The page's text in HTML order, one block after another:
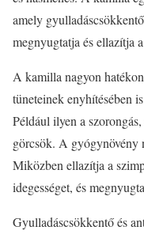
amely
megnyugtatja és ellazítja
A kamilla nagyon
tüneteinek enyhítésében
Például ilyen a
görcsök. A gyógynövény
Miközben ellazítja a
idegességet, és
Gyulladáscsökkentő és